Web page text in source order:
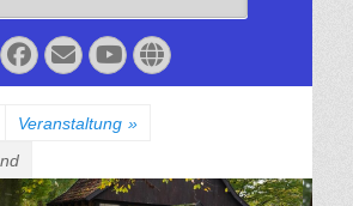
Facebook
EmailYouTube
Website
Veranstaltung »